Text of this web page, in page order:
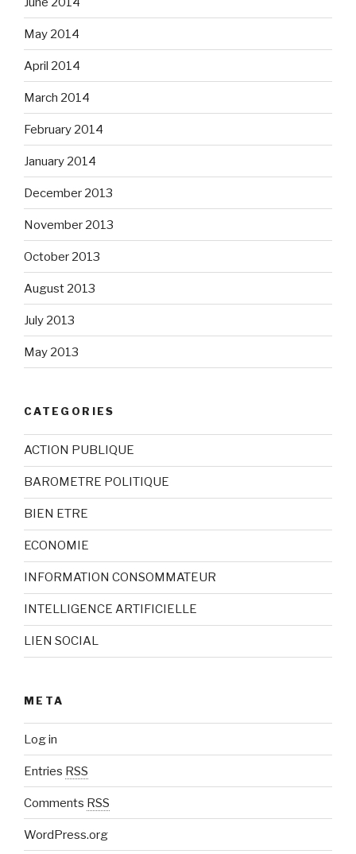
May 2014
April 2014
March 2014
February 2014
January 2014
December 2013
November 2013
October 2013
August 2013
July 2013
May 2013
CATEGORIES
ACTION PUBLIQUE
BAROMETRE POLITIQUE
BIEN ETRE
ECONOMIE
INFORMATION CONSOMMATEUR
INTELLIGENCE ARTIFICIELLE
LIEN SOCIAL
META
Log in
Entries RSS
Comments RSS
WordPress.org